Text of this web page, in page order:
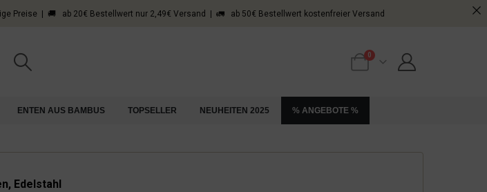
| 🚚 ab 20€ Bestellwert nur 2,49€ Versand | 🚛 ab 50€ Bestellwert kostenfreier Versand
0
ENTEN AUS BAMBUS TOPSELLER NEUHEITEN 2025 % ANGEBOTE %
Edelstahl